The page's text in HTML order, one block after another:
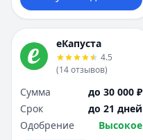
еКапуста
4.5
(14отзывов)
Сумма
до 30 000 ₽
Срок
до 21 дней
Одобрение
Высокое